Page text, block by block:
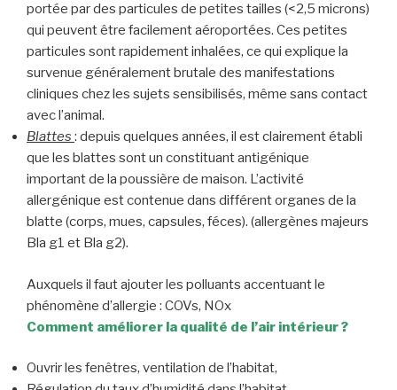
portée par des particules de petites tailles (<2,5 microns)
qui peuvent être facilement aéroportées. Ces petites
particules sont rapidement inhalées, ce qui explique la
survenue généralement brutale des manifestations
cliniques chez les sujets sensibilisés, même sans contact
avec l’animal.
Blattes : depuis quelques années, il est clairement établi
que les blattes sont un constituant antigénique
important de la poussière de maison. L’activité
allergénique est contenue dans différent organes de la
blatte (corps, mues, capsules, féces). (allergènes majeurs
Bla g1 et Bla g2).
Auxquels il faut ajouter les polluants accentuant le
phénomène d’allergie : COVs, NOx
Comment améliorer la qualité de l’air intérieur ?
Ouvrir les fenêtres, ventilation de l’habitat,